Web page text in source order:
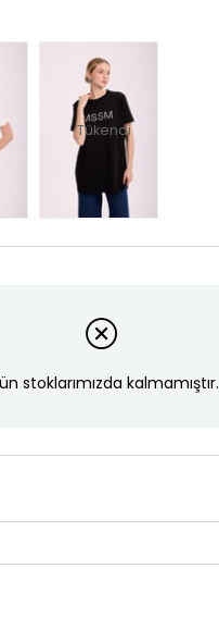
Tükendi
stoklarımızda kalmamıştır.